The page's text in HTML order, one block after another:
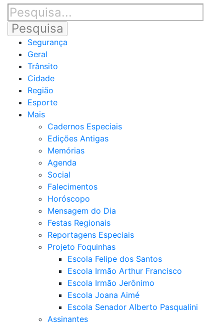
Segurança
Geral
Trânsito
Cidade
Região
Esporte
Mais
Cadernos Especiais
Edições Antigas
Memórias
Agenda
Social
Falecimentos
Horóscopo
Mensagem do Dia
Festas Regionais
Reportagens Especiais
Projeto Foquinhas
Escola Felipe dos Santos
Escola Irmão Arthur Francisco
Escola Irmão Jerônimo
Escola Joana Aimé
Escola Senador Alberto Pasqualini
Assinantes